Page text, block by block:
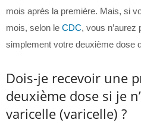
mois après la première. Mais, si
mois, selon le CDC, vous
simplement votre deuxième dose
Dois-je recevoir une
deuxième dose si je
varicelle (varicelle) ?